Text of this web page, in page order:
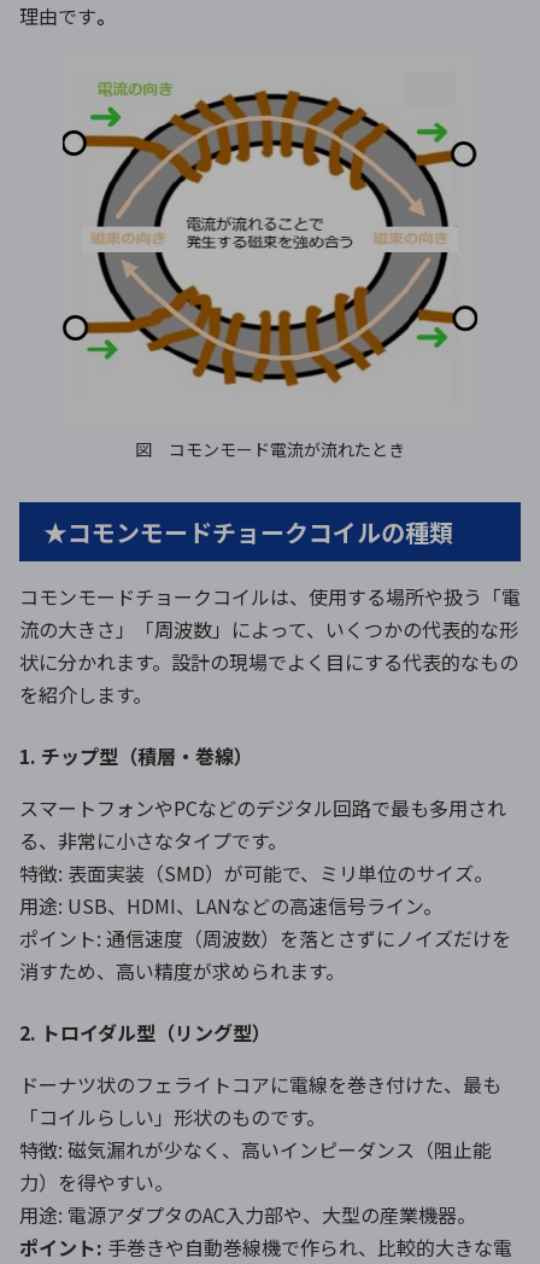
理由です。
図 コモンモード電流が流れたとき
★コモンモードチョークコイルの種類
コモンモードチョークコイルは、使用する場所や扱う「電
流の大きさ」「周波数」によって、いくつかの代表的な形
状に分かれます。設計の現場でよく目にする代表的なもの
を紹介します。
1. チップ型（積層・巻線）
スマートフォンやPCなどのデジタル回路で最も多用され
る、非常に小さなタイプです。
特徴: 表面実装（SMD）が可能で、ミリ単位のサイズ。
用途: USB、HDMI、LANなどの高速信号ライン。
ポイント: 通信速度（周波数）を落とさずにノイズだけを
消すため、高い精度が求められます。
2. トロイダル型（リング型）
ドーナツ状のフェライトコアに電線を巻き付けた、最も
「コイルらしい」形状のものです。
特徴: 磁気漏れが少なく、高いインピーダンス（阻止能
力）を得やすい。
用途: 電源アダプタのAC入力部や、大型の産業機器。
ポイント: 手巻きや自動巻線機で作られ、比較的大きな電